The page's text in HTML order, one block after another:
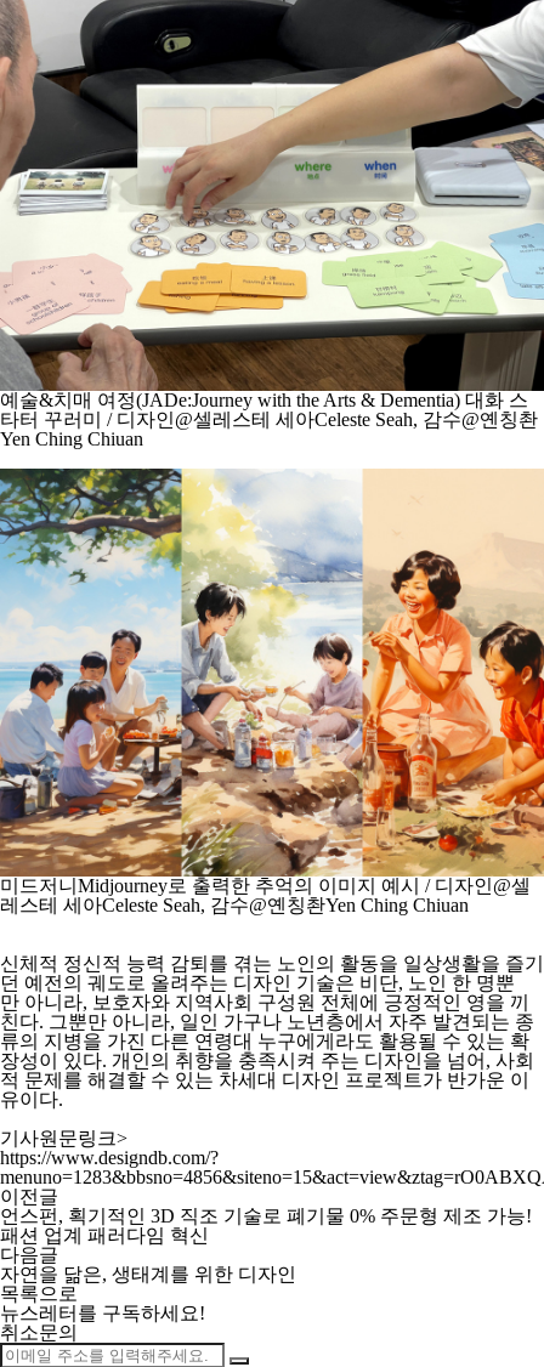
예술&치매 여정(JADe:Journey with the Arts & Dementia) 대화 스
타터 꾸러미 / 디자인@셀레스테 세아Celeste Seah, 감수@옌칭촨
Yen Ching Chiuan
미드저니Midjourney로 출력한 추억의 이미지 예시 / 디자인@셀
레스테 세아Celeste Seah, 감수@옌칭촨Yen Ching Chiuan
신체적 정신적 능력 감퇴를 겪는 노인의 활동을 일상생활을 즐기
던 예전의 궤도로 올려주는 디자인 기술은 비단, 노인 한 명뿐
만 아니라, 보호자와 지역사회 구성원 전체에 긍정적인 영을 끼
친다. 그뿐만 아니라, 일인 가구나 노년층에서 자주 발견되는 종
류의 지병을 가진 다른 연령대 누구에게라도 활용될 수 있는 확
장성이 있다. 개인의 취향을 충족시켜 주는 디자인을 넘어, 사회
적 문제를 해결할 수 있는 차세대 디자인 프로젝트가 반가운 이
유이다.
기사원문링크>
https://www.designdb.com/?
이전글
언스펀, 획기적인 3D 직조 기술로 폐기물 0% 주문형 제조 가능!
패션 업계 패러다임 혁신
다음글
자연을 닮은, 생태계를 위한 디자인
목록으로
뉴스레터를 구독하세요!
취소문의